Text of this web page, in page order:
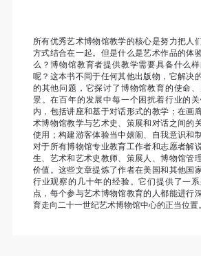
所有优秀艺术博物馆教学的核心是努力把人
方式结合在一起。但是什么是艺术作品的体
么？博物馆教育者提供教学需要具备什么
呢？这本书不同于任何其他出版物，它解决
的其他问题，它探讨了博物馆教育的使命
景。在百年的发展中每一个困扰着行业的
内，包括讲座和基于对话形式的教学；在画
术博物馆教学与艺术史、策展和对话之间的
使用；构建游客体验当中嬉闹、自我意识和
对于所有博物馆专业教育工作者和志愿者解
生、艺术和艺术史教师、策展人、博物馆管
价值。这些文章提炼了作者在美国和其他国
行业观察的几十年的经验。它们提供了一
点，每个参与艺术博物馆教育的人都能进行
育走向二十一世纪艺术博物馆中心的正当位置。
的细致繁复和金字塔的对称之美全
体。唯有置身于吴哥王城，在“高棉
去凝望这曾经充满战乱、杀戮，到
详。仿佛瞬间被抽离出这世间之外
了一般，转过身即是微笑。 版权归
式转载请联系作者。 关于吴哥，我
费口舌去解释每一处寺院的由来和
这里的人，多数都会花上个三五日
观的寺院建筑群。 这里捡几个重要
验证码
登
可使用雅昌艺术网会员账户登